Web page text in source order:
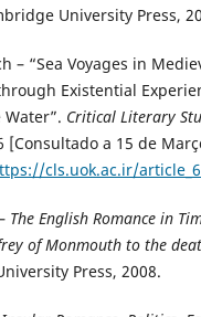
University Press,
– “Sea Voyages in
Existential
Critical Literary
[Consultado a 15 de
cls.uok.ac.ir/
The English Romance in
of Monmouth to the
Press, 2008.